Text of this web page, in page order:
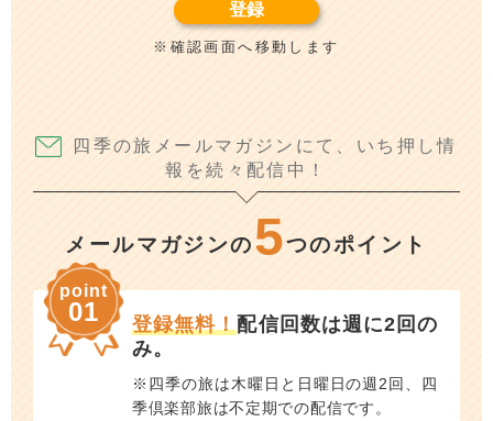
※確認画面へ移動します
四季の旅メールマガジンにて、いち押し情
報を続々配信中！
メールマガジンの5つのポイント
point
01 登録無料！配信回数は週に2回の
み。
※四季の旅は木曜日と日曜日の週2回、四
季倶楽部旅は不定期での配信です。